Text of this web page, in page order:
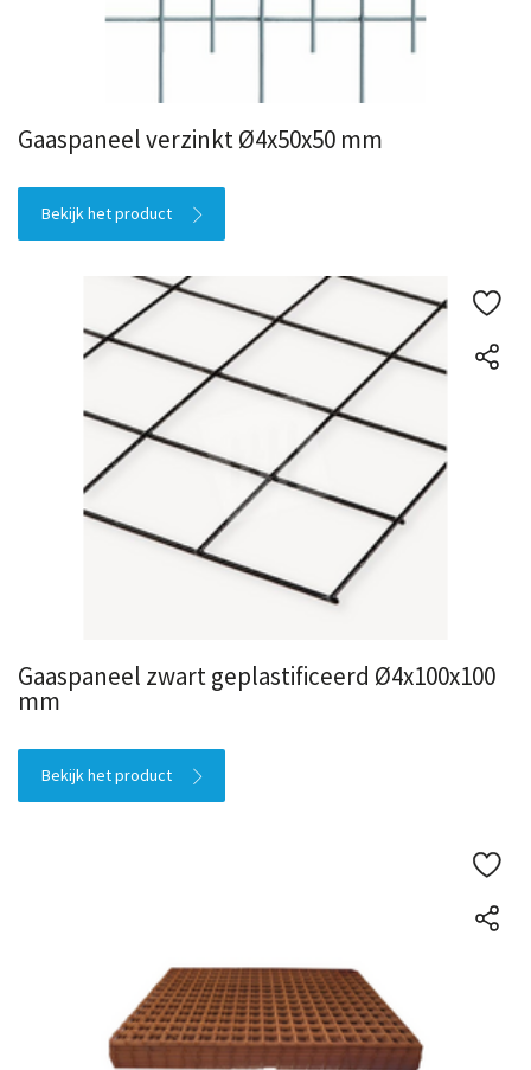
Gaaspaneel verzinkt Ø4x50x50 mm
Bekijk het product
Gaaspaneel zwart geplastificeerd Ø4x100x100
mm
Bekijk het product